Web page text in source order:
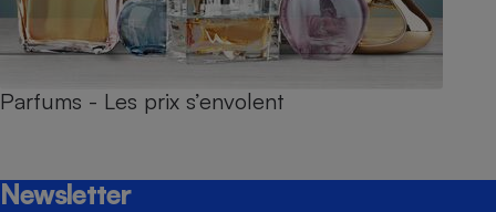
Parfums - Les prix s’envolent
Newsletter